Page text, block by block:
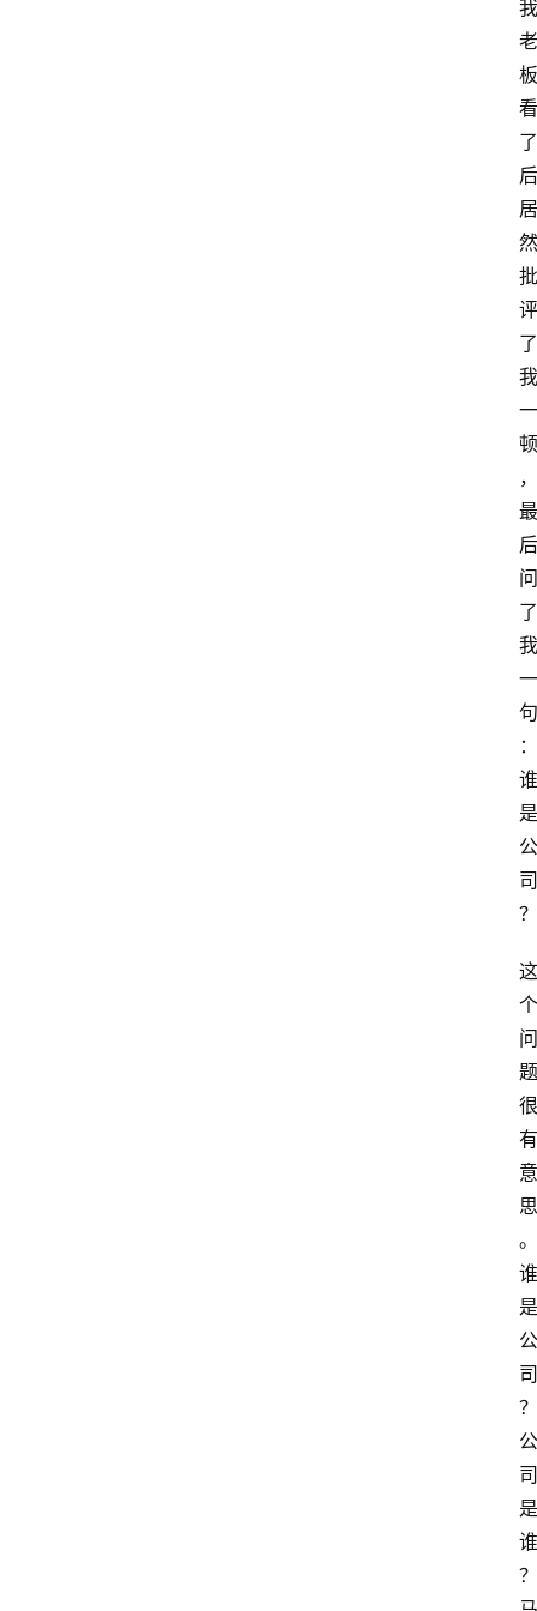
我
老
板
看
了
后
居
然
批
评
了
我
一
顿
，
最
后
问
了
我
一
句
：
谁
是
公
司
？
这
个
问
题
很
有
意
思
。
谁
是
公
司
？
公
司
是
谁
？